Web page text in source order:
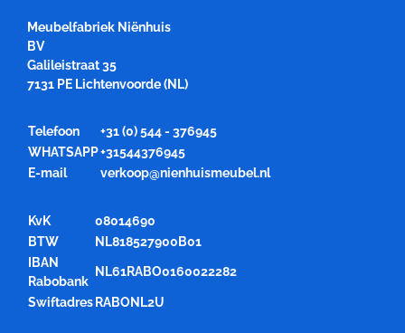
Meubelfabriek Niënhuis
BV
Galileistraat 35
7131 PE Lichtenvoorde (NL)
Telefoon
+31 (0) 544 - 376945
WHATSAPP+31544376945
E-mail
verkoop@nienhuismeubel.nl
KvK
08014690
BTW
NL818527900B01
IBAN
Rabobank
NL61RABO0160022282
Swiftadres RABONL2U